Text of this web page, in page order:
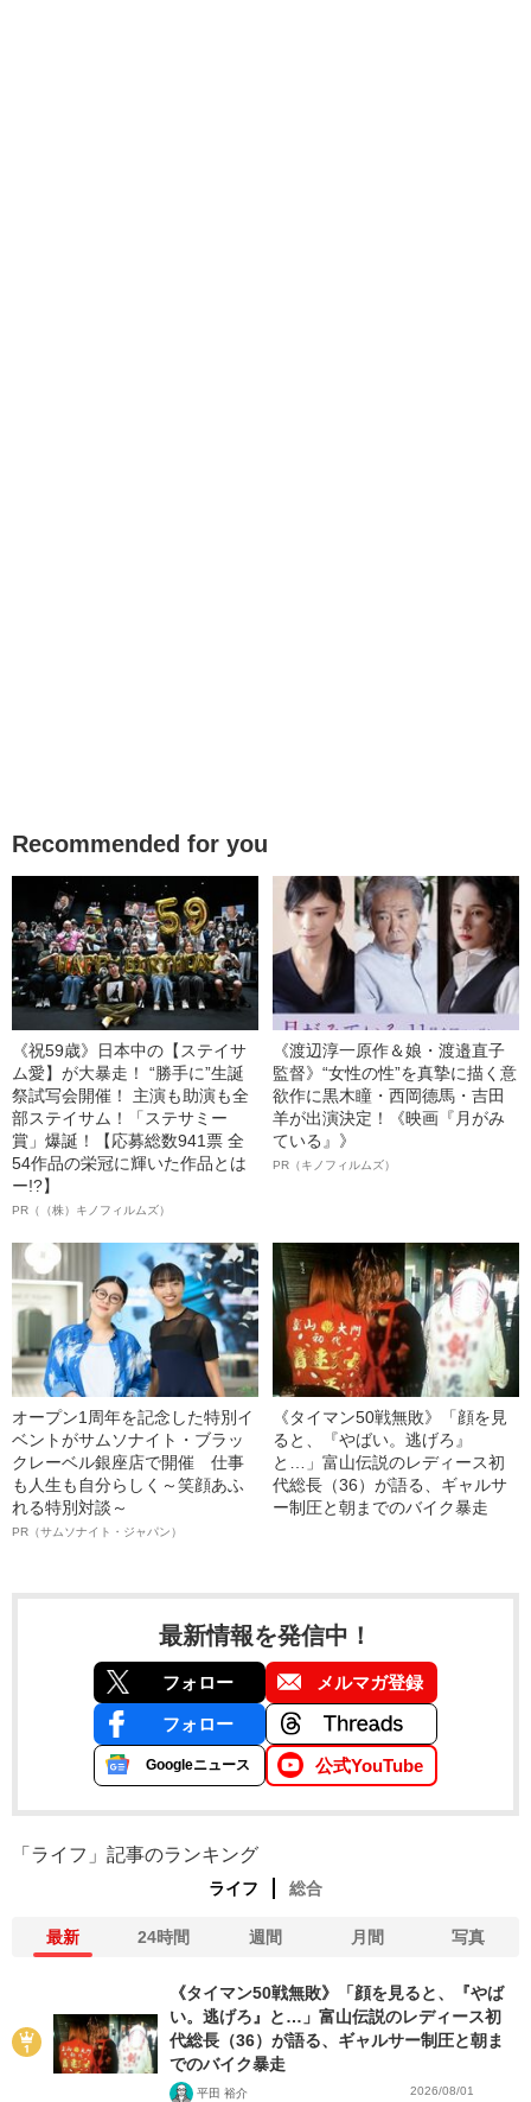
Recommended for you
《祝59歳》日本中の【ステイサ
ム愛】が大暴走！ “勝手に”生誕
祭試写会開催！ 主演も助演も全
部ステイサム！「ステサミー
賞」爆誕！【応募総数941票 全
54作品の栄冠に輝いた作品とは
ー!?】
PR（（株）キノフィルムズ）
《渡辺淳一原作＆娘・渡邉直子
監督》“女性の性”を真摯に描く意
欲作に黒木瞳・西岡德馬・吉田
羊が出演決定！《映画『月がみ
ている』》
PR（キノフィルムズ）
オープン1周年を記念した特別イ
ベントがサムソナイト・ブラッ
クレーベル銀座店で開催 仕事
も人生も自分らしく～笑顔あふ
れる特別対談～
PR（サムソナイト・ジャパン）
《タイマン50戦無敗》「顔を見
ると、『やばい。逃げろ』
と…」富山伝説のレディース初
代総長（36）が語る、ギャルサ
ー制圧と朝までのバイク暴走
最新情報を発信中！
フォロー メルマガ登録
フォロー
Googleニュース 公式YouTube
「ライフ」記事のランキング
ライフ 総合
最新 24時間 週間 月間 写真
《タイマン50戦無敗》「顔を見ると、『やば
い。逃げろ』と…」富山伝説のレディース初
代総長（36）が語る、ギャルサー制圧と朝ま
でのバイク暴走
平田 裕介 2026/08/01